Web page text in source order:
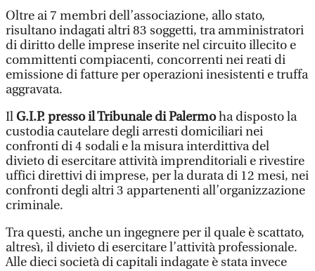
Oltre ai 7 membri dell’associazione, allo stato,
risultano indagati altri 83 soggetti, tra amministratori
di diritto delle imprese inserite nel circuito illecito e
committenti compiacenti, concorrenti nei reati di
emissione di fatture per operazioni inesistenti e truffa
aggravata.
IlG.I.P. presso il Tribunale di Palermoha disposto la
custodia cautelare degli arresti domiciliari nei
confronti di 4 sodali e la misura interdittiva del
divieto di esercitare attività imprenditoriali e rivestire
uffici direttivi di imprese, per la durata di 12 mesi, nei
confronti degli altri 3 appartenenti all’organizzazione
criminale.
Tra questi, anche un ingegnere per il quale è scattato,
altresì, il divieto di esercitare l’attività professionale.
Alle dieci società di capitali indagate è stata invece